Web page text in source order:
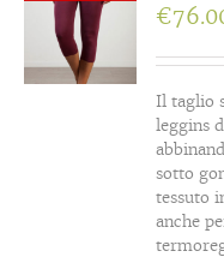
€
Il taglio
leggins
sotto
tessuto
anche